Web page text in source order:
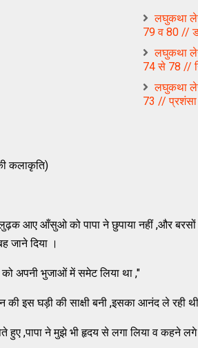
लघुकथा
79 व 80 //
लघुकथा
74 से 78 //
लघुकथा
73 // प्रशंसा
कलाकृति)
आए आँसुओ को पापा ने छुपाया नहीं ,और
जाने दिया ।
को अपनी भुजाओं में समेट लिया था ,"
की इस घड़ी की साक्षी बनी ,इसका आनंद ले रही
हुए ,पापा ने मुझे भी हृदय से लगा लिया व कहने लगे